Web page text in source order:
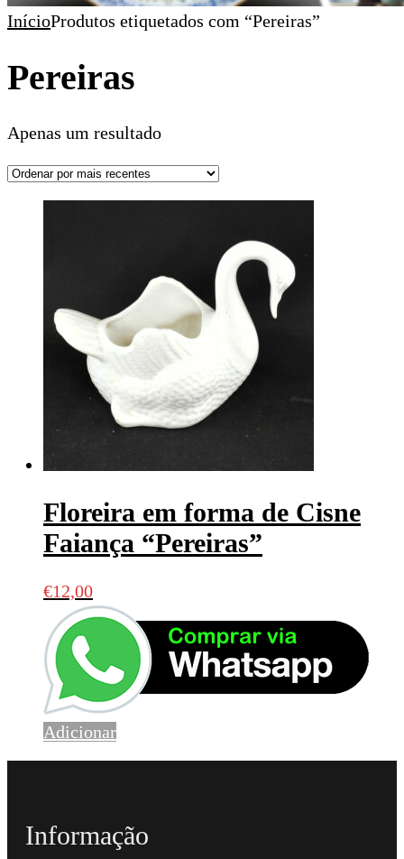
InícioProdutos etiquetados com “Pereiras”
Pereiras
Apenas um resultado
Floreira em forma de Cisne
Faiança “Pereiras”
€12,00
Adicionar
Informação